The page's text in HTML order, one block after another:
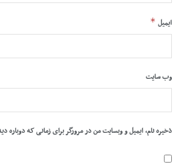
ایمیل *
وب‌ سایت
ذخیره نام، ایمیل و وبسایت من در مرورگر برای زمانی که دوباره